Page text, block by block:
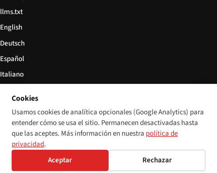
llms.txt
English
Deutsch
Español
Italiano
© 2026 Disability World. Todos los derechos reservados. Configuración de cookies
DeutschEspañol 简体中文PolskiFrançais
Cookies
Usamos cookies de analítica opcionales (Google Analytics) para
entender cómo se usa el sitio. Permanecen desactivadas hasta
que las aceptes. Más información en nuestra política de
privacidad.
Aceptar
Rechazar